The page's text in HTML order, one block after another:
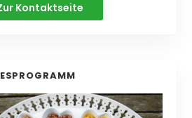
Kontaktseite